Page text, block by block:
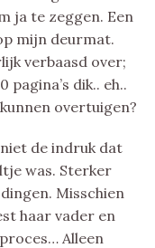
ja te zeggen. Een
mijn deurmat.
verbaasd over;
pagina’s dik.. eh..
overtuigen?
de indruk dat
was. Sterker
Misschien
haar vader en
Alleen